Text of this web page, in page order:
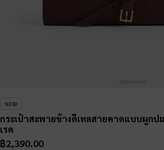
NEW
กระเป๋าสะพายข้างดีเทลสายคาดแบบผูกป
เรด
฿2,390.00